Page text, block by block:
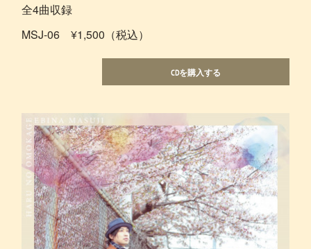
全4曲収録
MSJ-06 ¥1,500（税込）
CDを購入する